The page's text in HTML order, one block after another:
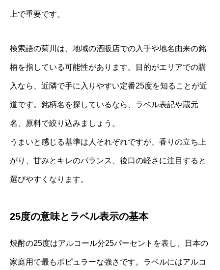
上で重要です。
検索語の菊川は、地域の酒販店での入手や地名由来の銘
柄を指している可能性があります。目的がエリアでの購
入なら、近隣で手に入りやすい定番25度を知ることが近
道です。銘柄名を探しているなら、ラベル表記や蔵元
名、原料で絞り込みましょう。
うまいと感じる基準は人それぞれですが、香りの立ち上
がり、甘みとキレのバランス、後口の軽さに注目すると
選びやすくなります。
25度の意味とラベル表示の基本
焼酎の25度はアルコール分25パーセントを表し、日本の
家庭用で最もポピュラーな強さです。ラベルにはアルコ